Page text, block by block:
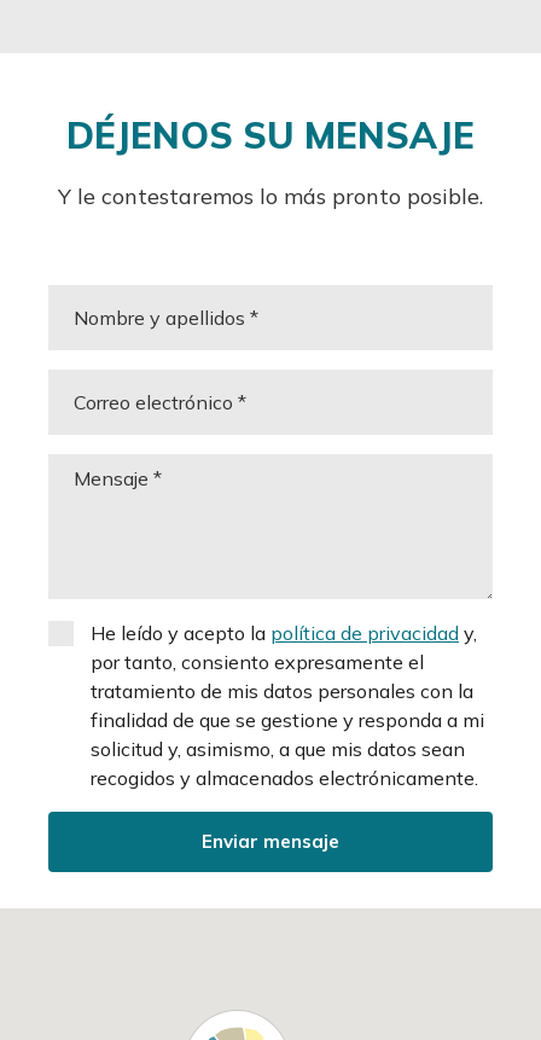
DÉJENOS SU MENSAJE
Y le contestaremos lo más pronto posible.
He leído y acepto la política de privacidad y,
por tanto, consiento expresamente el
tratamiento de mis datos personales con la
finalidad de que se gestione y responda a mi
solicitud y, asimismo, a que mis datos sean
recogidos y almacenados electrónicamente.